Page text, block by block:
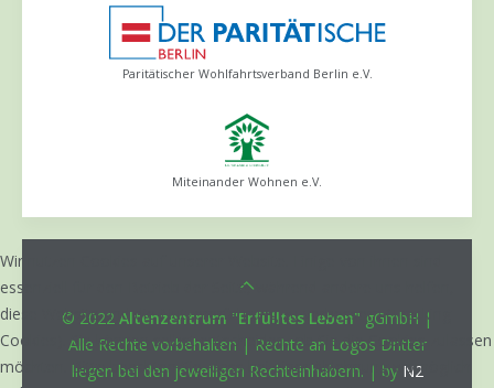
Paritätischer Wohlfahrtsverband Berlin e.V.
Miteinander Wohnen e.V.
© 2022 Altenzentrum "Erfülltes Leben" gGmbH |
Alle Rechte vorbehalten | Rechte an Logos Dritter
liegen bei den jeweiligen Rechteinhabern. | by N2
Wir nutzen Cookies auf unserer Website. Einige von ihnen sind
essenziell für den Betrieb der Seite, während andere uns helfen,
diese Website und die Nutzererfahrung zu verbessern (Tracking
Cookies). Sie können selbst entscheiden, ob Sie die Cookies zulassen
möchten. Bitte beachten Sie, dass bei einer Ablehnung womöglich